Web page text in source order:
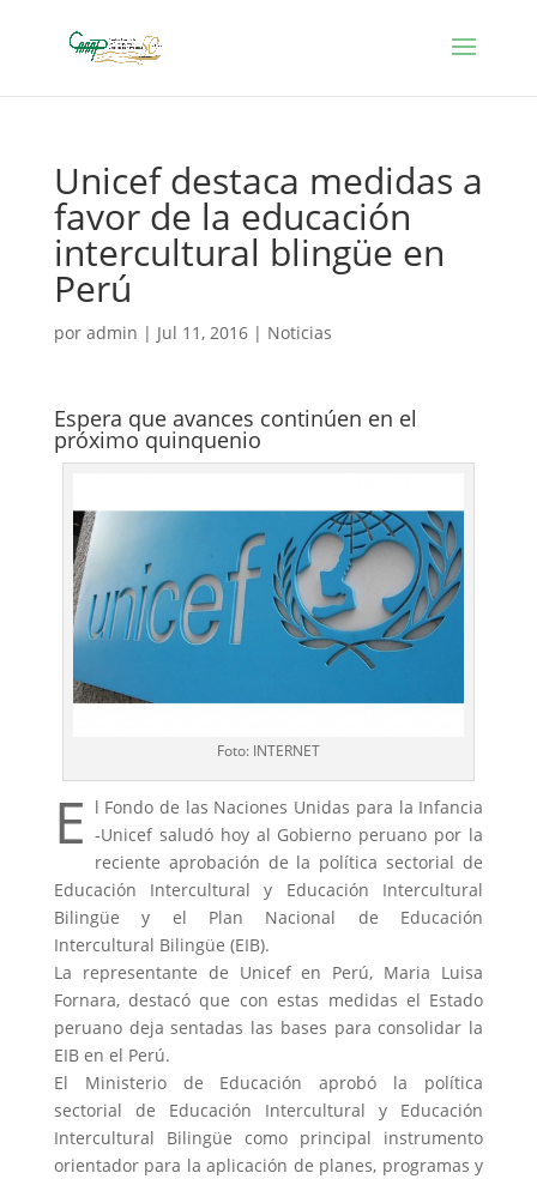
Unicef destaca medidas a
favor de la educación
intercultural blingüe en
Perú
por admin | Jul 11, 2016| Noticias
Espera que avances continúen en el
próximo quinquenio
Foto: INTERNET
E l Fondo de las Naciones Unidas para la Infancia
-Unicef saludó hoy al Gobierno peruano por la
reciente aprobación de la política sectorial de
Educación Intercultural y Educación Intercultural
Bilingüe y el Plan Nacional de Educación
Intercultural Bilingüe (EIB).
La representante de Unicef en Perú, Maria Luisa
Fornara, destacó que con estas medidas el Estado
peruano deja sentadas las bases para consolidar la
EIB en el Perú.
El Ministerio de Educación aprobó la política
sectorial de Educación Intercultural y Educación
Intercultural Bilingüe como principal instrumento
orientador para la aplicación de planes, programas y